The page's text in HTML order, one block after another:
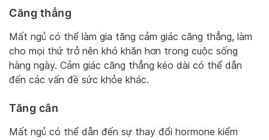
Căng thẳng
Mất ngủ có thể làm gia tăng cảm giác căng thẳng, làm
cho mọi thứ trở nên khó khăn hơn trong cuộc sống
hàng ngày. Cảm giác căng thẳng kéo dài có thể dẫn
đến các vấn đề sức khỏe khác.
Tăng cân
Mất ngủ có thể dẫn đến sự thay đổi hormone kiểm